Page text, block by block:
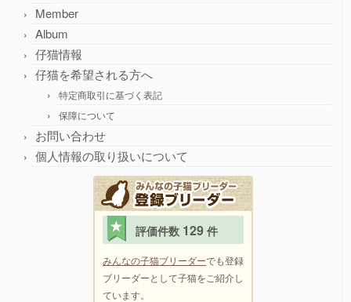
Member
Album
仔猫情報
仔猫を希望される方へ
特定商取引に基づく表記
保障について
お問い合わせ
個人情報の取り扱いについて
評価件数 129 件
みんなの子猫ブリーダーでも登録
ブリーダーとして子猫をご紹介し
ています。